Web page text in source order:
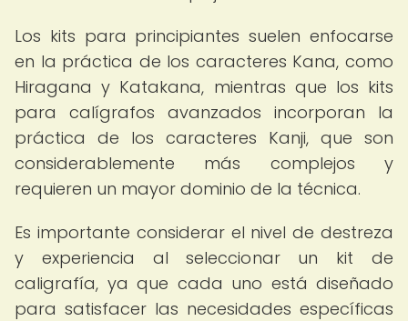
Los kits para principiantes suelen enfocarse
en la práctica de los caracteres Kana, como
Hiragana y Katakana, mientras que los kits
para calígrafos avanzados incorporan la
práctica de los caracteres Kanji, que son
considerablemente más complejos y
requieren un mayor dominio de la técnica.
Es importante considerar el nivel de destreza
y experiencia al seleccionar un kit de
caligrafía, ya que cada uno está diseñado
para satisfacer las necesidades específicas